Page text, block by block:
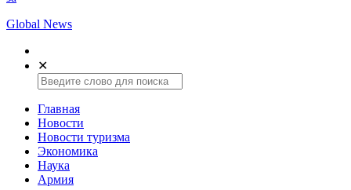
Global News
✕
Главная
Новости
Новости туризма
Экономика
Наука
Армия